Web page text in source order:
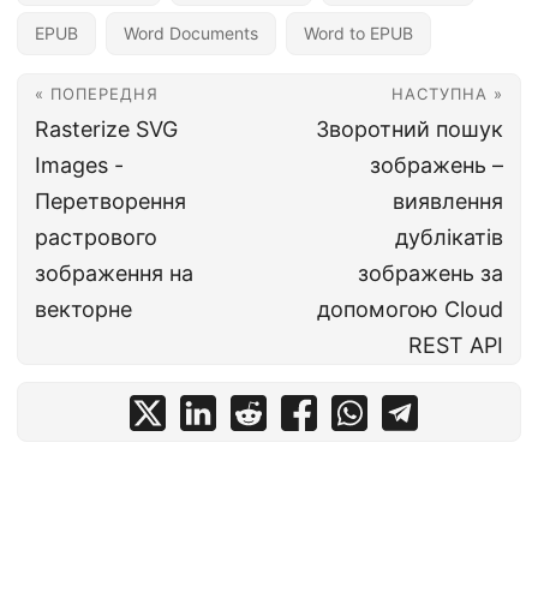
EPUB Word Documents Word to EPUB
« ПОПЕРЕДНЯ
Rasterize SVG
Images -
Перетворення
растрового
зображення на
векторне
НАСТУПНА »
Зворотний пошук
зображень –
виявлення
дублікатів
зображень за
допомогою Cloud
REST API